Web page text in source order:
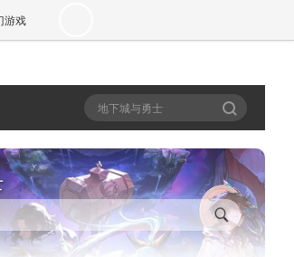
游戏
八部
侠5